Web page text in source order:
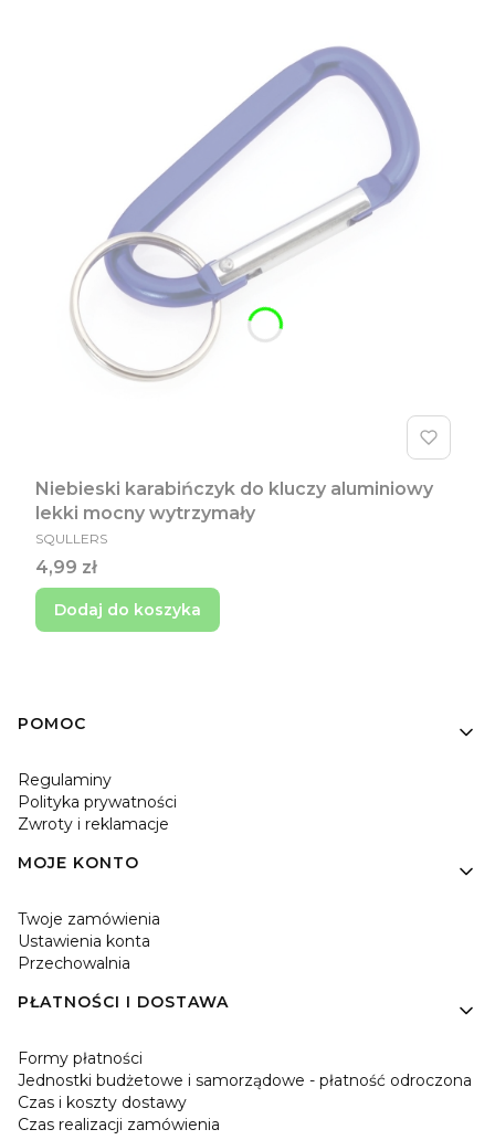
Niebieski karabińczyk do kluczy aluminiowy
lekki mocny wytrzymały
PRODUCENT
SQULLERS
Cena
4,99 zł
Dodaj do koszyka
Linki w stopce
POMOC
Regulaminy
Polityka prywatności
Zwroty i reklamacje
MOJE KONTO
Twoje zamówienia
Ustawienia konta
Przechowalnia
PŁATNOŚCI I DOSTAWA
Formy płatności
Jednostki budżetowe i samorządowe - płatność odroczona
Czas i koszty dostawy
Czas realizacji zamówienia